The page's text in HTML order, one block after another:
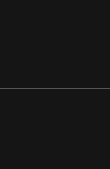
trunk
version
會